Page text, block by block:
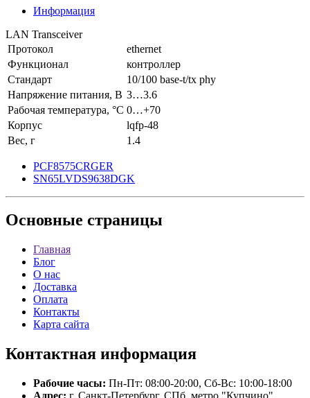
Информация
LAN Transceiver
Протокол
ethernet
Функционал
контроллер
Стандарт
10/100 base-t/tx phy
Напряжение питания, В 3…3.6
Рабочая температура, °C 0…+70
Корпус
lqfp-48
Вес, г
1.4
PCF8575CRGER
SN65LVDS9638DGK
Основные страницы
Главная
Блог
О нас
Доставка
Оплата
Контакты
Карта сайта
Контактная информация
Рабочие часы: Пн-Пт: 08:00-20:00, Сб-Вс: 10:00-18:00